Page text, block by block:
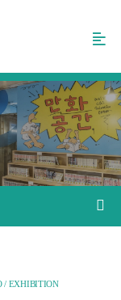
/ EXHIBITION